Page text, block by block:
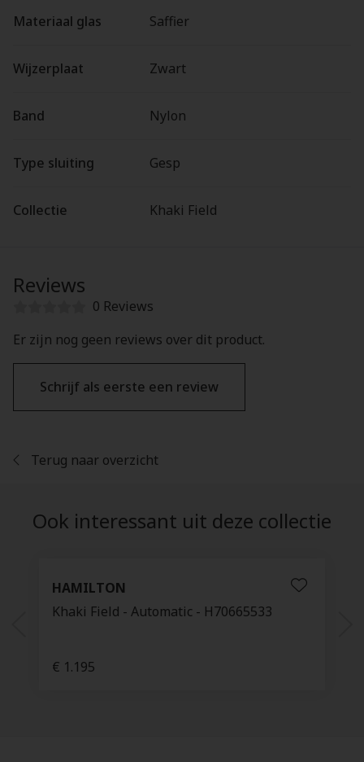
Materiaal glas Saffier
Wijzerplaat Zwart
Band Nylon
Type sluiting Gesp
Collectie Khaki Field
Reviews
0 Reviews
Er zijn nog geen reviews over dit product.
Schrijf als eerste een review
Terug naar overzicht
Ook interessant uit deze collectie
HAMILTON
Khaki Field - Automatic - H70665533
€ 1.195